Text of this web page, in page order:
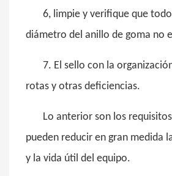
6, limpie y verifique que
diámetro del anillo de goma no
7. El sello con la
rotas y otras deficiencias.
Lo anterior son los
pueden reducir en gran medida
y la vida útil del equipo.